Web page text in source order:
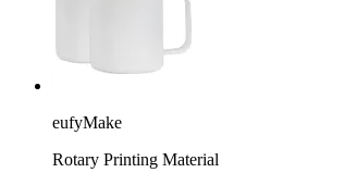
eufyMake
Rotary Printing Material